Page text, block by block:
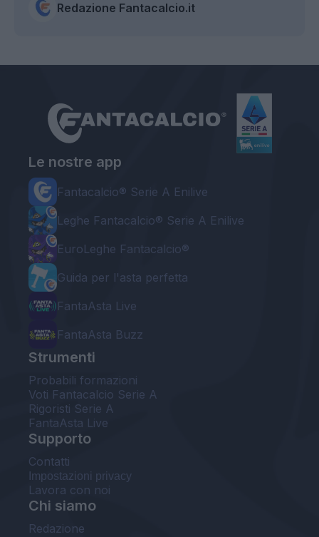
Redazione Fantacalcio.it
Le nostre app
Fantacalcio® Serie A Enilive
Leghe Fantacalcio® Serie A Enilive
EuroLeghe Fantacalcio®
Guida per l'asta perfetta
FantaAsta Live
FantaAsta Buzz
Strumenti
Probabili formazioni
Voti Fantacalcio Serie A
Rigoristi Serie A
FantaAsta Live
Supporto
Contatti
Impostazioni privacy
Lavora con noi
Chi siamo
Redazione